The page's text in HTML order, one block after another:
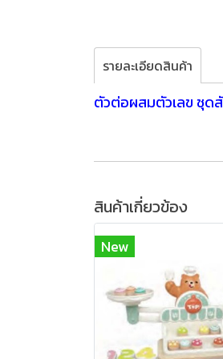
รายละเอียดสินค้า
ตัวต่อผสมตัวเลข ชุด
สินค้าเกี่ยวข้อง
New